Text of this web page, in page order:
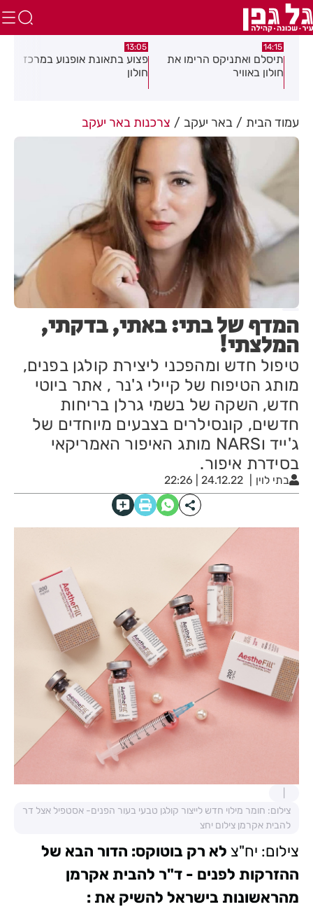
14:15
תיסלם ואתניקס הרימו את
חולון באוויר
13:05
פצוע בתאונת אופנוע במרכז
חולון
עמוד הבית באר יעקב צרכנות באר יעקב
המדף של בתי: באתי, בדקתי,
המלצתי!
טיפול חדש ומהפכני ליצירת קולגן בפנים,
מותג הטיפוח של קיילי ג'נר , אתר ביוטי
חדש, השקה של בשמי גרלן בריחות
חדשים, קונסילרים בצבעים מיוחדים של
ג'ייד וNARS מותג האיפור האמריקאי
בסידרת איפור.
בתי לוין 24.12.22 | 22:26
צילום: חומר מילוי חדש לייצור קולגן טבעי בעור הפנים- אסטפיל אצל דר
להבית אקרמן צילום יחצ
צילום: יח"צ לא רק בוטוקס: הדור הבא של
ההזרקות לפנים - ד"ר להבית אקרמן
מהראשונות בישראל להשיק את :